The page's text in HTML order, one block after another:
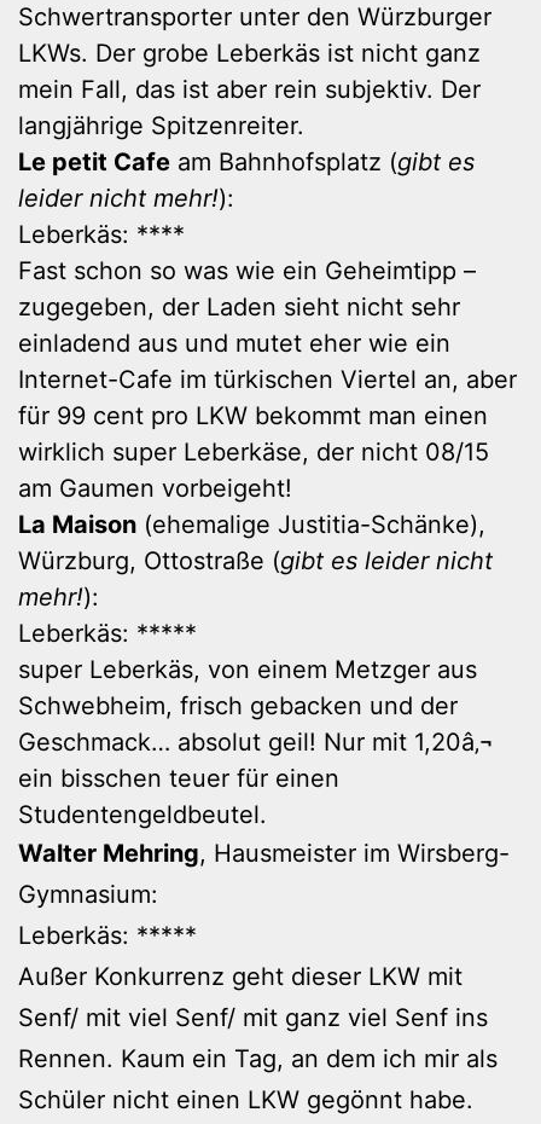
Schwertransporter unter den Würzburger
LKWs. Der grobe Leberkäs ist nicht ganz
mein Fall, das ist aber rein subjektiv. Der
langjährige Spitzenreiter.
Le petit Cafe am Bahnhofsplatz (gibt es
leider nicht mehr!):
Leberkäs: ****
Fast schon so was wie ein Geheimtipp –
zugegeben, der Laden sieht nicht sehr
einladend aus und mutet eher wie ein
Internet-Cafe im türkischen Viertel an, aber
für 99 cent pro LKW bekommt man einen
wirklich super Leberkäse, der nicht 08/15
am Gaumen vorbeigeht!
La Maison (ehemalige Justitia-Schänke),
Würzburg, Ottostraße (gibt es leider nicht
mehr!):
Leberkäs: *****
super Leberkäs, von einem Metzger aus
Schwebheim, frisch gebacken und der
Geschmack… absolut geil! Nur mit 1,20â‚¬
ein bisschen teuer für einen
Studentengeldbeutel.
Walter Mehring, Hausmeister im Wirsberg-
Gymnasium:
Leberkäs: *****
Außer Konkurrenz geht dieser LKW mit
Senf/ mit viel Senf/ mit ganz viel Senf ins
Rennen. Kaum ein Tag, an dem ich mir als
Schüler nicht einen LKW gegönnt habe.